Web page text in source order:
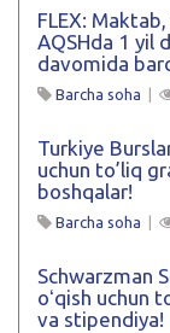
FLEX:
AQSHda 1 yil
davomida
Barcha soha |
Turkiye
uchun to’liq
boshqalar!
Barcha soha |
Schwarzman
oʻqish uchun
va stipendiya!